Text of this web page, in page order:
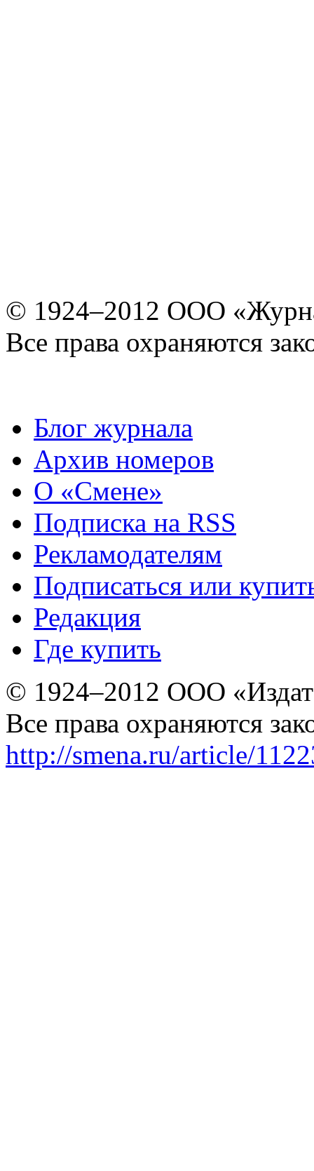
© 1924–2012 ООО
Все права охраняются
Блог журнала
Архив номеров
О «Смене»
Подписка на RSS
Рекламодателям
Подписаться или
Редакция
Где купить
© 1924–2012 ООО
Все права охраняются
http://smena.ru/article/